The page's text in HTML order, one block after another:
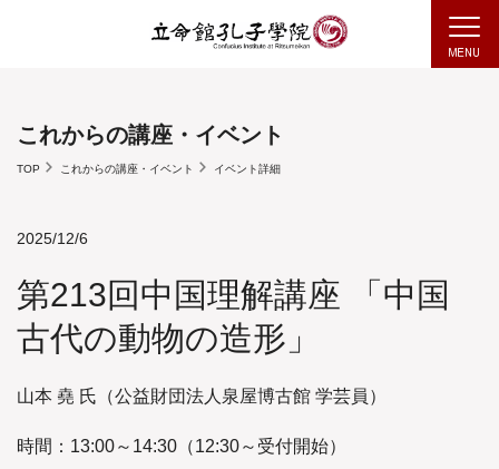
これからの講座・イベント
TOP これからの講座・イベント イベント詳細
2025/12/6
第213回中国理解講座 「中国
古代の動物の造形」
山本 堯 氏（公益財団法人泉屋博古館 学芸員）
時間：13:00～14:30（12:30～受付開始）